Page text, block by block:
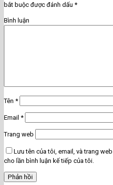
bắt buộc được đánh dấu *
Bình luận
Tên *
Email *
Trang web
Lưu tên của tôi, email, và trang
cho lần bình luận kế tiếp của tôi.